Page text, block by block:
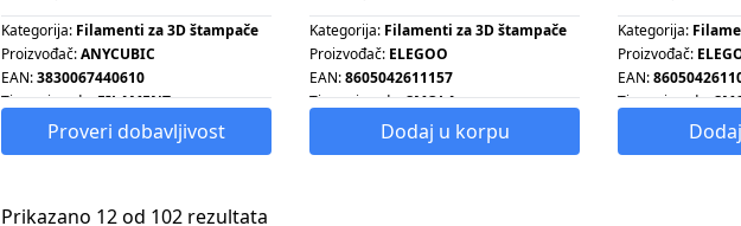
Kategorija: Filamenti za 3D štampače
Proizvođač:ANYCUBIC
EAN:3830067440610
Tip proizvoda:FILAMENT
Proveri dobavljivost
Kategorija: Filamenti za 3D štampače
Proizvođač: ELEGOO
EAN:8605042611157
Tip proizvoda:SMOLA
Dodaj u korpu
Kategorija:
Proizvođač:
EAN:
Tip proizvoda:
Prikazano 12 od 102 rezultata